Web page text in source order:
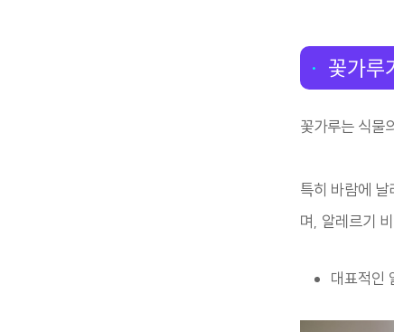
꽃가루
꽃가루는 식물
특히 바람에
며, 알레르기
대표적인